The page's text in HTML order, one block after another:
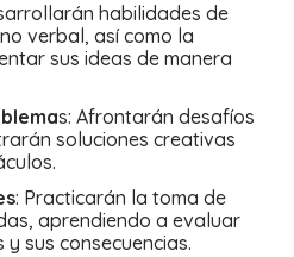
habilidades de
verbal, así como la
sus ideas de manera
s: Afrontarán desafíos
soluciones creativas
: Practicarán la toma de
aprendiendo a evaluar
sus consecuencias.